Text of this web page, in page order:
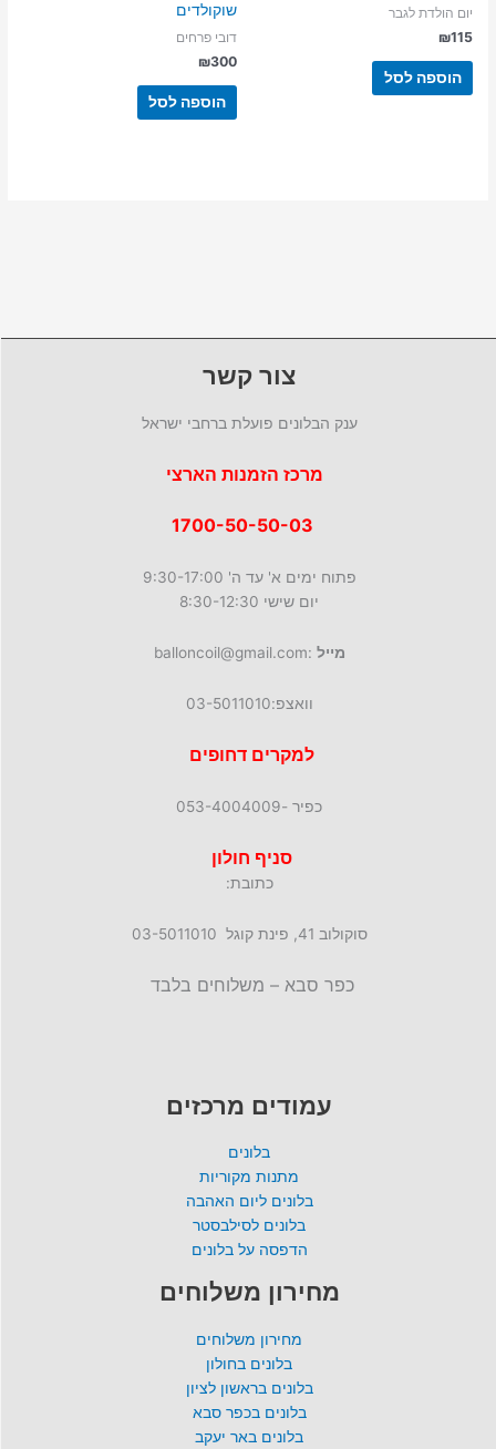
יום הולדת לגבר
₪115
הוספה לסל
שוקולדים
דובי פרחים
₪300
הוספה לסל
צור קשר
ענק הבלונים פועלת ברחבי ישראל
מרכז הזמנות הארצי
פתוח ימים א' עד ה' 9:30-17:00
יום שישי 8:30-12:30
מייל :balloncoil@gmail.com
וואצפ:03-5011010
למקרים דחופים
כפיר -053-4004009
סניף חולון
כתובת:
סוקולוב 41, פינת קוגל 03-5011010
כפר סבא – משלוחים בלבד
עמודים מרכזים
בלונים
מתנות מקוריות
בלונים ליום האהבה
בלונים לסילבסטר
הדפסה על בלונים
מחירון משלוחים
מחירון משלוחים
בלונים בחולון
בלונים בראשון לציון
בלונים בכפר סבא
בלונים באר יעקב